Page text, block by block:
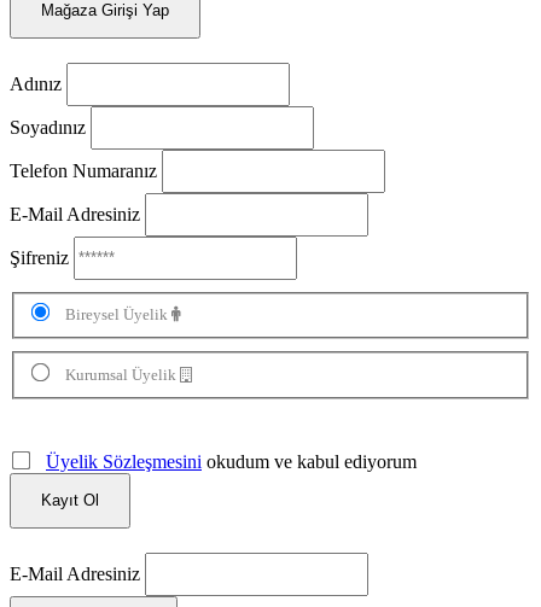
Mağaza Girişi Yap
Adınız
Soyadınız
Telefon Numaranız
E-Mail Adresiniz
Şifreniz
Bireysel Üyelik
Kurumsal Üyelik
Üyelik Sözleşmesini okudum ve kabul ediyorum
Kayıt Ol
E-Mail Adresiniz